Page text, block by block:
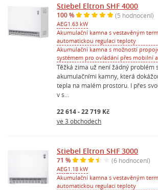
Stiebel Eltron SHF 4000
100 % (5 hodnocení)
AEG1.63 kW
Akumulační kamna s vestavěným
automatickou regulaci teploty
Akumulační kamna s možností
systémem pro ovládání přes mobilní
Těžká zima už není žádný problém
akumulačními kamny, která
tepla na malém prostoru. I přes
v s...
22 614 - 22 719 Kč
ve 3 obchodech
Stiebel Eltron SHF 3000
71 % (6 hodnocení)
AEG1.18 kW
Akumulační kamna s vestavěným
automatickou regulaci teploty